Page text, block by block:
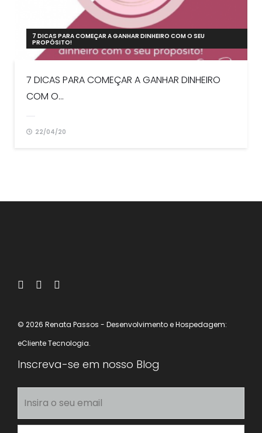
7 DICAS PARA COMEÇAR A GANHAR DINHEIRO COM O SEU
PROPÓSITO!
7 DICAS PARA COMEÇAR A GANHAR DINHEIRO
COM O...
22/04/20
© 2026 Renata Passos - Desenvolvimento e Hospedagem:
eCliente Tecnologia.
Inscreva-se em nosso Blog